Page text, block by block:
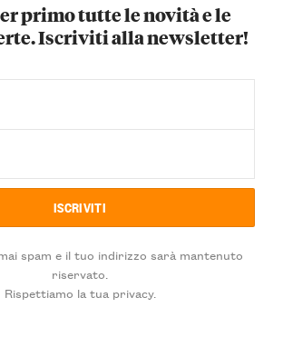
primo tutte le novità e le
Iscriviti alla newsletter!
spam e il tuo indirizzo sarà mantenuto
riservato.
Rispettiamo la tua privacy.